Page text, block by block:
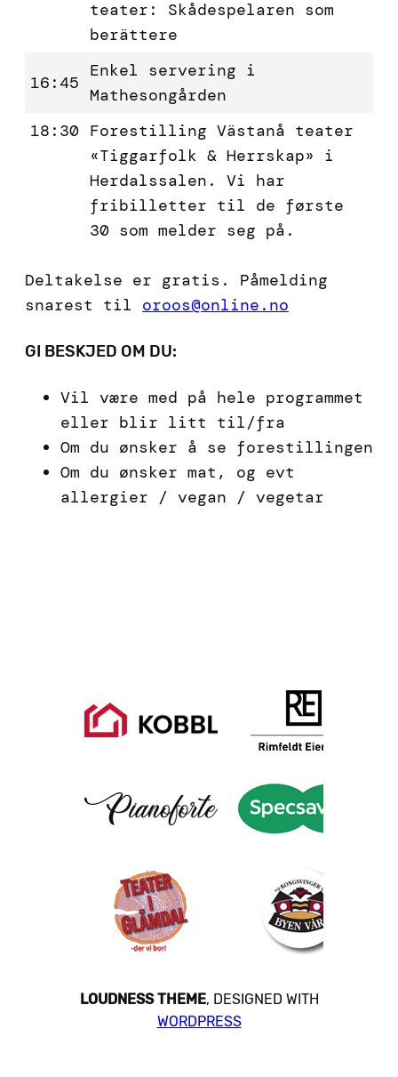
teater: Skådespelaren som
berättere
16:45
Enkel servering i
Mathesongården
18:30 Forestilling Västanå teater
«Tiggarfolk & Herrskap» i
Herdalssalen. Vi har
fribilletter til de første
30 som melder seg på.
Deltakelse er gratis. Påmelding
snarest til oroos@online.no
GI BESKJED OM DU:
Vil være med på hele programmet
eller blir litt til/fra
Om du ønsker å se forestillingen
Om du ønsker mat, og evt
allergier / vegan / vegetar
LOUDNESS THEME, DESIGNED WITH
WORDPRESS